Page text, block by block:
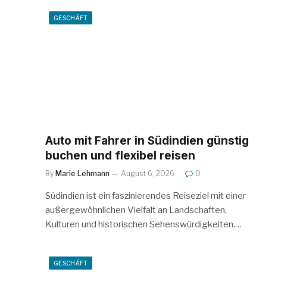
GESCHÄFT
Auto mit Fahrer in Südindien günstig
buchen und flexibel reisen
By Marie Lehmann August 6, 2026 0
Südindien ist ein faszinierendes Reiseziel mit einer
außergewöhnlichen Vielfalt an Landschaften,
Kulturen und historischen Sehenswürdigkeiten.…
GESCHÄFT